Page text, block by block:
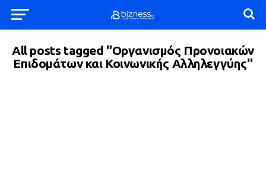
All posts tagged "Οργανισμός Προνοιακών
Επιδομάτων και Κοινωνικής Αλληλεγγύης"